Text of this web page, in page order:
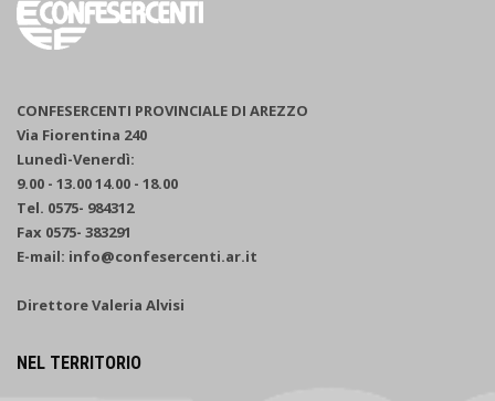
CONFESERCENTI PROVINCIALE DI AREZZO
Via Fiorentina 240
Lunedì-Venerdì:
9.00 - 13.00 14.00 - 18.00
Tel. 0575- 984312
Fax 0575- 383291
E-mail: info@confesercenti.ar.it
Direttore Valeria Alvisi
NEL TERRITORIO